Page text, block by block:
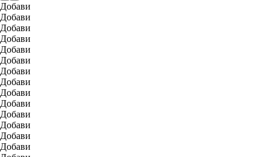
Добави
Добави
Добави
Добави
Добави
Добави
Добави
Добави
Добави
Добави
Добави
Добави
Добави
Добави